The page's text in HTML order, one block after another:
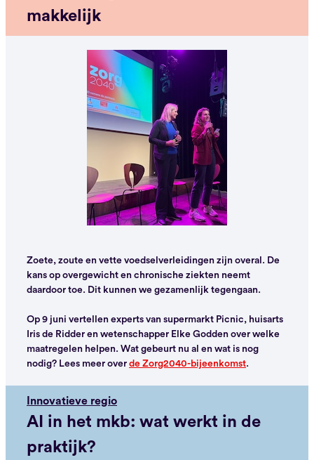
makkelijk
Zoete, zoute en vette voedselverleidingen zijn overal. De
kans op overgewicht en chronische ziekten neemt
daardoor toe. Dit kunnen we gezamenlijk tegengaan.
Op 9 juni vertellen experts van supermarkt Picnic, huisarts
Iris de Ridder en wetenschapper Elke Godden over welke
maatregelen helpen. Wat gebeurt nu al en wat is nog
nodig? Lees meer over de Zorg2040-bijeenkomst.
Innovatieve regio
AI in het mkb: wat werkt in de
praktijk?